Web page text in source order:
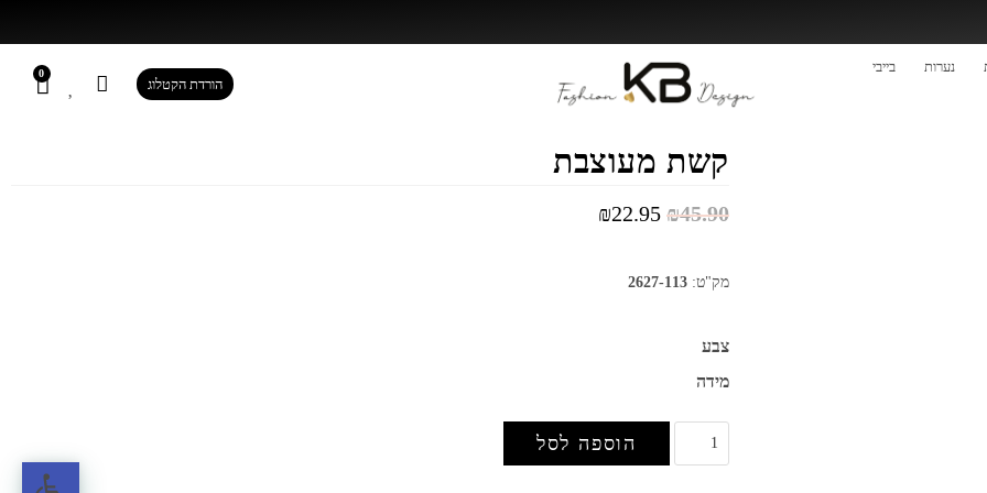
נערות בייבי
הורדת הקטלוג
0
קשת מעוצבת
₪45.90
₪22.95
מק"ט: 2627-113
צבע
מידה
הוספה לסל
פתח